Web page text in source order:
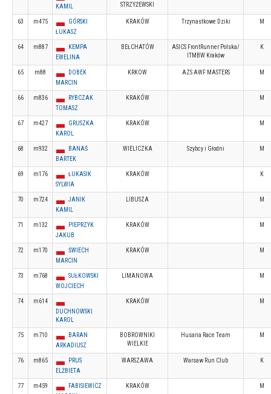
KAMIL
STRZYŻEWSKI
63 m475
GÓRSKI
ŁUKASZ
KRAKÓW Trzynastkowe Dziki M
64 m887
KEMPA
EWELINA
BEŁCHATÓW
ASICS FrontRunner Polska/
ITMBW Kraków
K
65 m88
DOBEK
MARCIN
KRKOW AZS AWF MASTERS M
66 m836
RYBCZAK
TOMASZ
KRAKÓW M
67 m427
GRUSZKA
KAROL
KRAKÓW M
68 m932
BANAŚ
BARTEK
WIELICZKA Szybcy i Głodni M
69 m176
ŁUKASIK
SYLWIA
KRAKÓW K
70 m724
JANIK
KAMIL
LIBUSZA M
71 m132
PIEPRZYK
JAKUB
KRAKÓW M
72 m170
ŚWIECH
MARCIN
KRAKÓW M
73 m768
SUŁKOWSKI
WOJCIECH
LIMANOWA M
74
m614
DUCHNOWSKI
KAROL
KRAKÓW M
75 m710
BARAN
ARKADIUSZ
BOBROWNIKI
WIELKIE
Husaria Race Team M
76 m865
PRUS
ELŻBIETA
WARSZAWA Warsaw Run Club K
77 m459
FABISIEWICZ
KRAKÓW M